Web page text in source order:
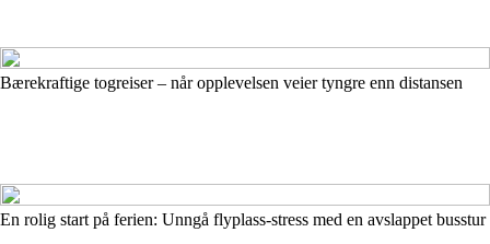
Bærekraftige togreiser – når opplevelsen veier tyngre enn distansen
En rolig start på ferien: Unngå flyplass-stress med en avslappet busstur